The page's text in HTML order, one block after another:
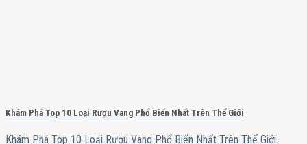
Khám Phá Top 10 Loại Rượu Vang Phổ Biến Nhất Trên Thế Giới
Khám Phá Top 10 Loại Rượu Vang Phổ Biến Nhất Trên Thế Giới.